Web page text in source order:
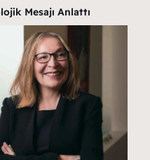
Mesajı Anlattı